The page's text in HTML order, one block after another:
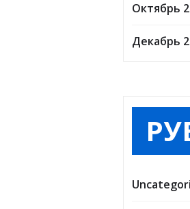
Октябрь
Декабрь